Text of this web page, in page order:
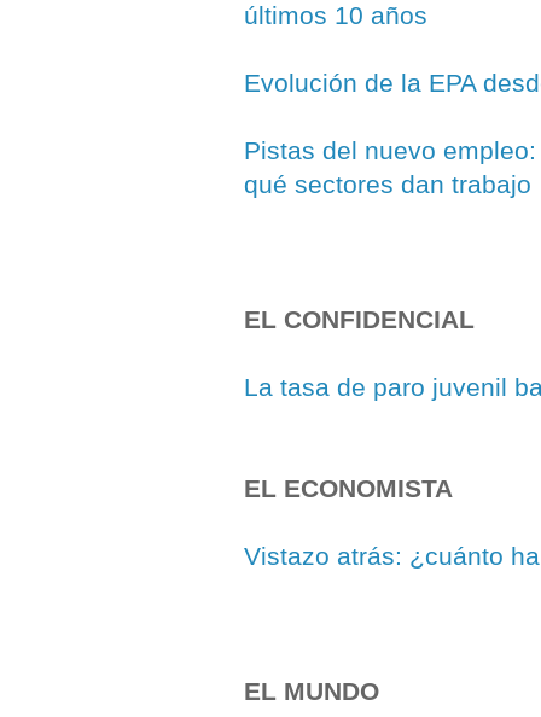
últimos 10 años
Evolución de la EPA
Pistas del nuevo
qué sectores dan trabajo
EL CONFIDENCIAL
La tasa de paro juvenil
EL ECONOMISTA
Vistazo atrás: ¿cuánto
EL MUNDO